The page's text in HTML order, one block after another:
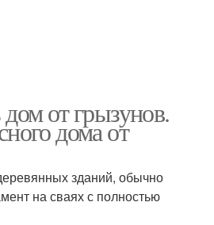
от грызунов.
дома от
зданий, обычно
на сваях с полностью